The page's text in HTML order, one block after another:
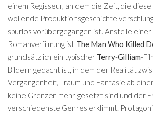
einem Regisseur, an dem die Zeit, die
wollende Produktionsgeschichte
spurlos vorübergegangen ist. Anstelle
Romanverfilmung ist The Man Who Killed
grundsätzlich ein typischer Terry-Gilliam-
Bildern gedacht ist, in dem der Realität
Vergangenheit, Traum und Fantasie ab
keine Grenzen mehr gesetzt sind und der
verschiedenste Genres erklimmt.